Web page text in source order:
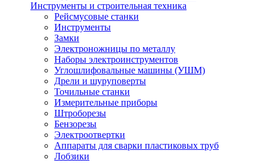
Инструменты и строительная техника
Рейсмусовые станки
Инструменты
Замки
Электроножницы по металлу
Наборы электроинструментов
Углошлифовальные машины (УШМ)
Дрели и шуруповерты
Точильные станки
Измерительные приборы
Штроборезы
Бензорезы
Электроотвертки
Аппараты для сварки пластиковых труб
Лобзики